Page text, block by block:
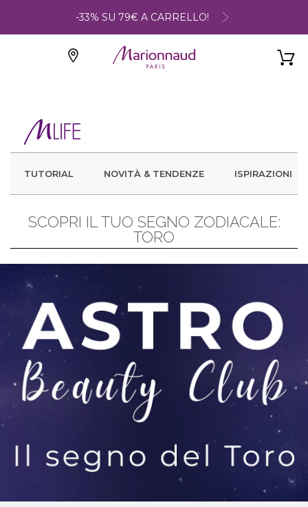
-33% SU 79€ A CARRELLO!
TUTORIAL NOVITÀ & TENDENZE ISPIRAZIONI
SCOPRI IL TUO SEGNO ZODIACALE:
TORO